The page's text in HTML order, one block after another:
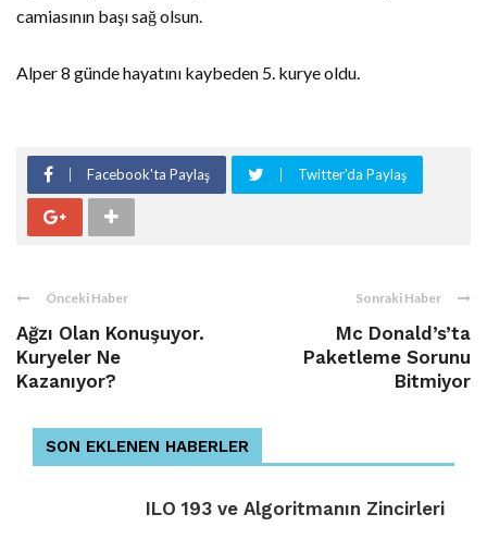
camiasının başı sağ olsun.
Alper 8 günde hayatını kaybeden 5. kurye oldu.
Facebook'ta Paylaş Twitter'da Paylaş
Önceki Haber
Ağzı Olan Konuşuyor.
Kuryeler Ne
Kazanıyor?
Sonraki Haber
Mc Donald’s’ta
Paketleme Sorunu
Bitmiyor
SON EKLENEN HABERLER
ILO 193 ve Algoritmanın Zincirleri